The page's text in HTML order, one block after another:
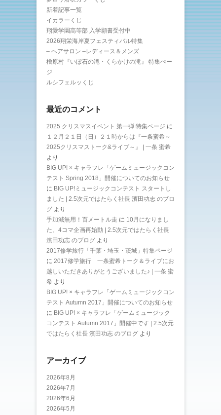
新着記事一覧
イカラーくじ
翔愛学園高等部 入学願書受付中
2026翔栄海岸夏フェスティバル特集
– ヘアサロン –レディース＆メンズ
檜原村『いぼ石の滝・くらかけの滝』 特集ぺー
ジ
ルシフェルッくじ
最近のコメント
2025 クリスマスイベント 第一弾 特集ページ に
１２月２１日（日）２１時からは『一条蜜希～
2025クリスマストーク&ライブ～』 | 一条 蜜希
より
BIG UP! × キャラフレ「ゲームミュージックコン
テスト Spring 2018」開催についてのお知らせ
に BIG UP!ミュージックコンテスト スタートし
ました | 2.5次元ではたらく社長 濱田功志 のブロ
グ より
手加減無用！百メートル走 に 10月になりまし
た。4コマ企画再始動 | 2.5次元ではたらく社長
濱田功志 のブログ より
2017修学旅行「千葉・埼玉・茨城」特集ページ
に 2017修学旅行 一条蜜希トーク＆ライブにお
越しいただきありがとうございました♪ | 一条 蜜
希 より
BIG UP! × キャラフレ「ゲームミュージックコン
テスト Autumn 2017」開催についてのお知らせ
に BIG UP! × キャラフレ「ゲームミュージック
コンテスト Autumn 2017」開催中です | 2.5次元
ではたらく社長 濱田功志 のブログ より
アーカイブ
2026年8月
2026年7月
2026年6月
2026年5月